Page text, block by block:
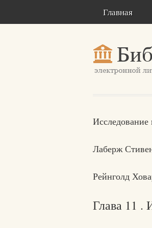
Главная
Лаберж
Рейнголд
Глава 11 .